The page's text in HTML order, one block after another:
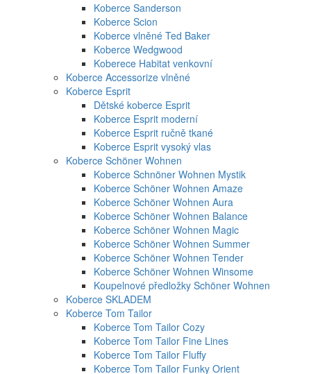
Koberce Sanderson
Koberce Scion
Koberce vlněné Ted Baker
Koberce Wedgwood
Koberece Habitat venkovní
Koberce Accessorize vlněné
Koberce Esprit
Dětské koberce Esprit
Koberce Esprit moderní
Koberce Esprit ručně tkané
Koberce Esprit vysoký vlas
Koberce Schöner Wohnen
Koberce Schnöner Wohnen Mystik
Koberce Schöner Wohnen Amaze
Koberce Schöner Wohnen Aura
Koberce Schöner Wohnen Balance
Koberce Schöner Wohnen Magic
Koberce Schöner Wohnen Summer
Koberce Schöner Wohnen Tender
Koberce Schöner Wohnen Winsome
Koupelnové předložky Schöner Wohnen
Koberce SKLADEM
Koberce Tom Tailor
Koberce Tom Tailor Cozy
Koberce Tom Tailor Fine Lines
Koberce Tom Tailor Fluffy
Koberce Tom Tailor Funky Orient